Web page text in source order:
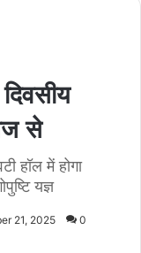
से
हॉल में होगा
यज्ञ
21, 2025 0